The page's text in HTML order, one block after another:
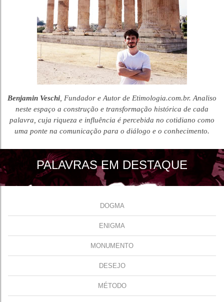
Benjamin Veschi , Fundador e Autor de Etimologia.com.br. Analiso
neste espaço a construção e transformação histórica de cada
palavra, cuja riqueza e influência é percebida no cotidiano como
uma ponte na comunicação para o diálogo e o conhecimento.
PALAVRAS EM DESTAQUE
DOGMA
ENIGMA
MONUMENTO
DESEJO
MÉTODO